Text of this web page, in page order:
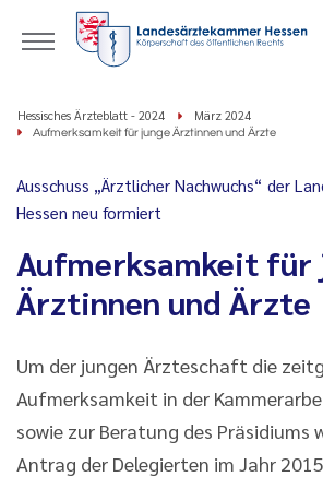
Hessisches Ärzteblatt - 2024 März 2024
Aufmerksamkeit für junge Ärztinnen und Ärzte
Ausschuss „Ärztlicher Nachwuchs“ der
Hessen neu formiert
Aufmerksamkeit für
Ärztinnen und Ärzte
Um der jungen Ärzteschaft die
Aufmerksamkeit in der
sowie zur Beratung des Präsidiums
Antrag der Delegierten im Jahr